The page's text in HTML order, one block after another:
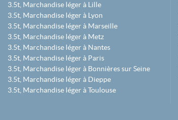
3.5t, Marchandise léger à Lille
3.5t, Marchandise léger à Lyon
3.5t, Marchandise léger à Marseille
3.5t, Marchandise léger à Metz
3.5t, Marchandise léger à Nantes
3.5t, Marchandise léger à Paris
3.5t, Marchandise léger à Bonnières sur Seine
3.5t, Marchandise léger à Dieppe
3.5t, Marchandise léger à Toulouse